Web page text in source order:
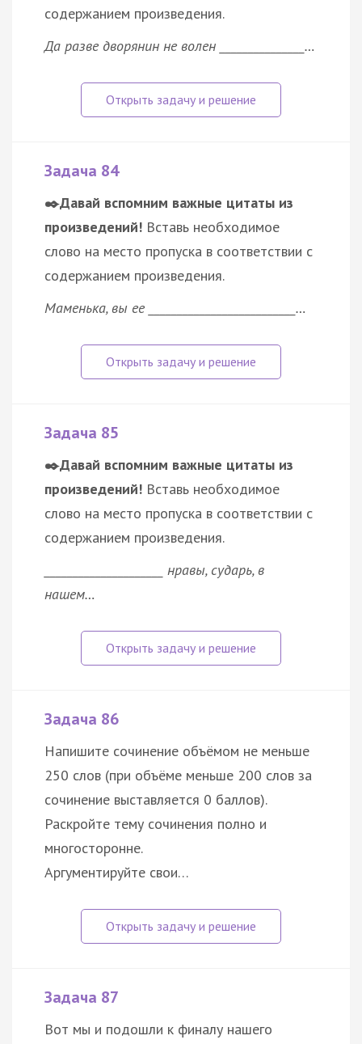
содержанием произведения.
Да разве дворянин не волен _______________…
Задача 84
✒️Давай вспомним важные цитаты из
произведений! Вставь необходимое
слово на место пропуска в соответствии с
содержанием произведения.
Маменька, вы ее __________________________…
Задача 85
✒️Давай вспомним важные цитаты из
произведений! Вставь необходимое
слово на место пропуска в соответствии с
содержанием произведения.
_____________________ нравы, сударь, в
нашем…
Задача 86
Напишите сочинение объёмом не меньше
250 слов (при объёме меньше 200 слов за
сочинение выставляется 0 баллов).
Раскройте тему сочинения полно и
многосторонне.
Аргументируйте свои…
Задача 87
Вот мы и подошли к финалу нашего